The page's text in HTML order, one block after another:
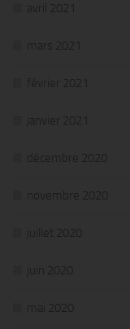
avril 2021
mars 2021
février 2021
janvier 2021
décembre 2020
novembre 2020
juillet 2020
juin 2020
mai 2020